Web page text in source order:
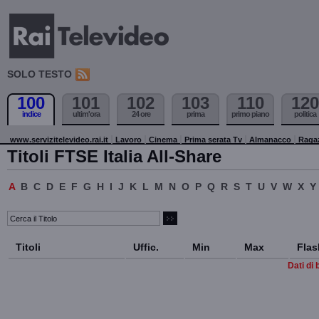
SOLO TESTO
100
indice
101
ultim'ora
102
24 ore
103
prima
110
primo piano
120
politica
www.servizitelevideo.rai.it Lavoro Cinema Prima serata Tv Almanacco
Titoli FTSE Italia All-Share
A B C D E F G H I J K L M N O P Q R S T U V W X Y
Titoli Uffic. Min Max
Dati di